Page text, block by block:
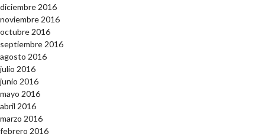
diciembre 2016
noviembre 2016
octubre 2016
septiembre 2016
agosto 2016
julio 2016
junio 2016
mayo 2016
abril 2016
marzo 2016
febrero 2016